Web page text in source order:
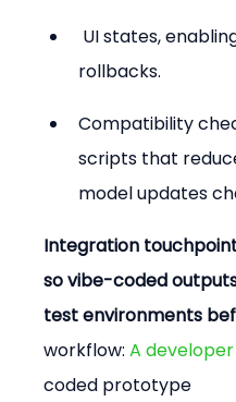
rollbacks.
Compatibility
scripts that
model updates
Integration
so vibe-coded
test environments
workflow: A
coded prototype